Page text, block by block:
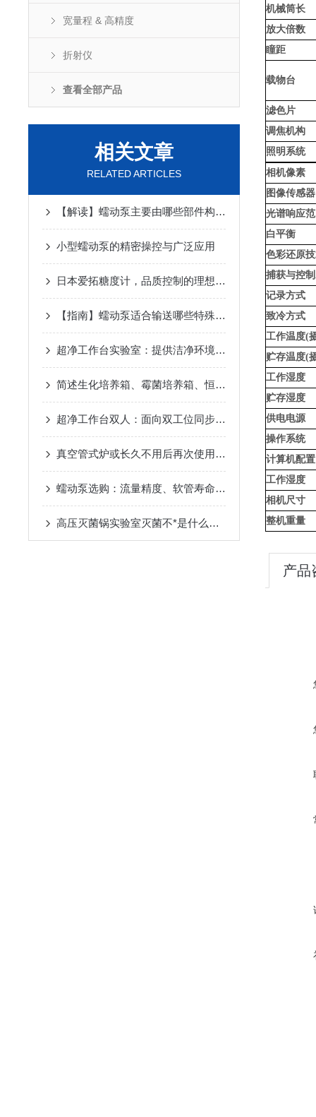
宽量程 & 高精度
折射仪
查看全部产品
相关文章
RELATED ARTICLES
【解读】蠕动泵主要由哪些部件构成？
小型蠕动泵的精密操控与广泛应用
日本爱拓糖度计，品质控制的理想之选
【指南】蠕动泵适合输送哪些特殊介质？
超净工作台实验室：提供洁净环境的高效科研平台
简述生化培养箱、霉菌培养箱、恒温恒湿培养箱的区别
超净工作台双人：面向双工位同步操作的ISO 5级局部洁净设备
真空管式炉或长久不用后再次使用的注意事项与方法
蠕动泵选购：流量精度、软管寿命的关键考量
高压灭菌锅实验室灭菌不*是什么原因造成的？
机械筒长
放大倍数
瞳距
载物台
滤色片
调焦机构
照明系统
相机像素
图像传感器
光谱响应
白平衡
色彩还原
捕获与控
记录方式
致冷方式
工作温度(
贮存温度(
工作湿度
贮存湿度
供电电源
操作系统
计算机配置
工作湿度
相机尺寸
整机重量
产品